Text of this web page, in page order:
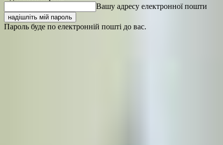
Вашу адресу електронної пошти
Пароль буде по електронній пошті до вас.